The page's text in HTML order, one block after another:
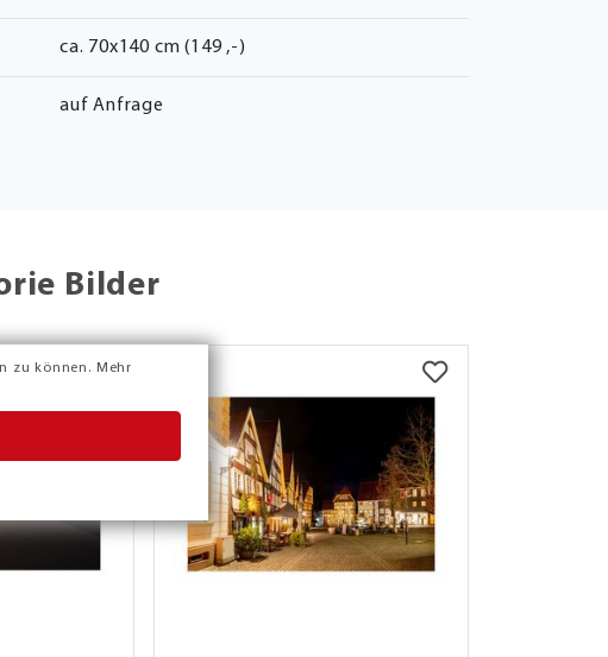
zu können. Mehr
ca. 70x140 cm (149 ,-)
auf Anfrage
Bilder